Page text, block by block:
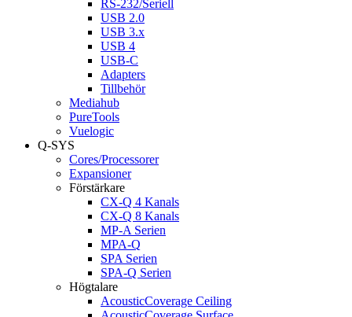
RS-232/Seriell
USB 2.0
USB 3.x
USB 4
USB-C
Adapters
Tillbehör
Mediahub
PureTools
Vuelogic
Q-SYS
Cores/Processorer
Expansioner
Förstärkare
CX-Q 4 Kanals
CX-Q 8 Kanals
MP-A Serien
MPA-Q
SPA Serien
SPA-Q Serien
Högtalare
AcousticCoverage Ceiling